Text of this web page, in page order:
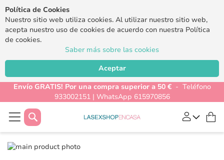
Política de Cookies
Nuestro sitio web utiliza cookies. Al utilizar nuestro sitio web,
acepta nuestro uso de cookies de acuerdo con nuestra Política
de cookies.
Saber más sobre las cookies
Aceptar
Envío GRATIS! Por una compra superior a 50 €- Teléfono
933002151 | WhatsApp 615970856
Buscar
Saltar